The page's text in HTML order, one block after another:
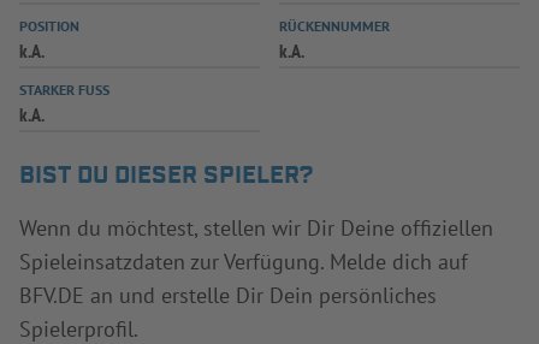
POSITION
k.A.
RÜCKENNUMMER
k.A.
STARKER FUSS
k.A.
BIST DU DIESER SPIELER?
Wenn du möchtest, stellen wir Dir Deine offiziellen
Spieleinsatzdaten zur Verfügung. Melde dich auf
BFV.DE an und erstelle Dir Dein persönliches
Spielerprofil.